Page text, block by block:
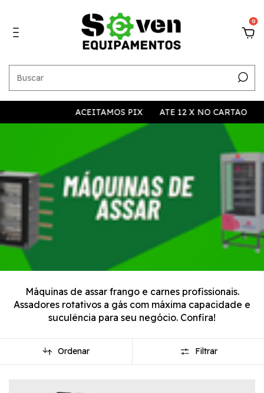
0
ACEITAMOS PIX ATE 12 X NO CARTAO 10% A
Máquinas de assar frango e carnes profissionais.
Assadores rotativos a gás com máxima capacidade e
suculência para seu negócio. Confira!
Ordenar Filtrar